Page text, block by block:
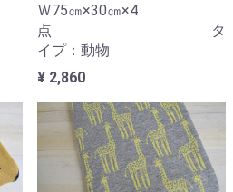
Ｗ75㎝×30㎝×4
点 タ
イプ：動物
¥ 2,860